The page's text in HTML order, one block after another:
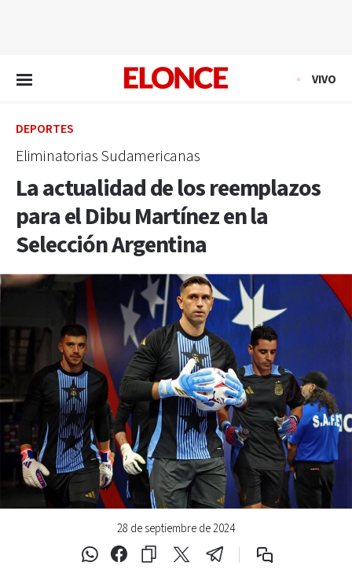
VIVO
DEPORTES
Eliminatorias Sudamericanas
La actualidad de los reemplazos
para el Dibu Martínez en la
Selección Argentina
28 de septiembre de 2024